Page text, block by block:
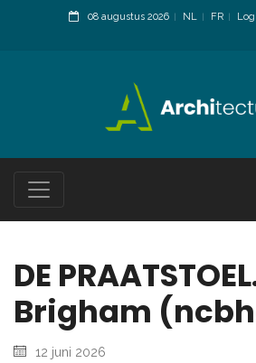
08 augustus 2026 NL FR
DE
Brigham
12 juni 2026